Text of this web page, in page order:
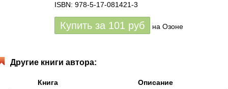
ISBN: 978-5-17-081421-3
Купить за 101 руб на Озоне
Другие книги автора:
Книга
Описание